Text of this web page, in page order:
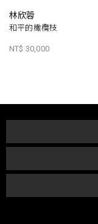
林欣蓉
和平的橄欖枝
NT$ 30,000